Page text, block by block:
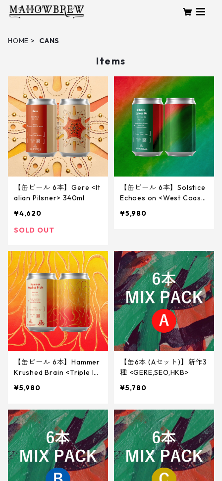
HOME CANS
Items
【缶ビール 6本】Gere <It
alian Pilsner> 340ml
¥4,620
SOLD OUT
【缶ビール 6本】Solstice
Echoes on <West Coast I
¥5,980
【缶ビール 6本】Hammer
Krushed Brain <Triple IP
¥5,980
【缶6本 (Aセット)】新作3
種 <GERE,SEO,HKB>
¥5,780